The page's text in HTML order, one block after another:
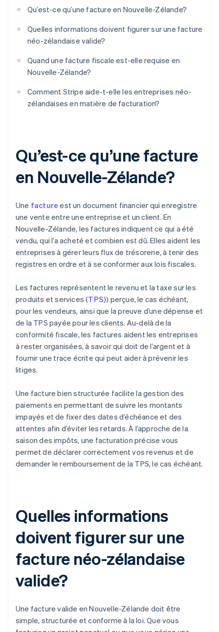
Qu’est-ce qu’une facture en Nouvelle-Zélande?
Quelles informations doivent figurer sur une facture
néo-zélandaise valide?
Quand une facture fiscale est-elle requise en
Nouvelle-Zélande?
Comment Stripe aide-t-elle les entreprises néo-
zélandaises en matière de facturation?
Qu’est-ce qu’une facture
en Nouvelle-Zélande?
Une facture est un document financier qui enregistre
une vente entre une entreprise et un client. En
Nouvelle-Zélande, les factures indiquent ce qui a été
vendu, qui l’a acheté et combien est dû. Elles aident les
entreprises à gérer leurs flux de trésorerie, à tenir des
registres en ordre et à se conformer aux lois fiscales.
Les factures représentent le revenu et la taxe sur les
produits et services (TPS)) perçue, le cas échéant,
pour les vendeurs, ainsi que la preuve d’une dépense et
de la TPS payée pour les clients. Au-delà de la
conformité fiscale, les factures aident les entreprises
à rester organisées, à savoir qui doit de l’argent et à
fournir une trace écrite qui peut aider à prévenir les
litiges.
Une facture bien structurée facilite la gestion des
paiements en permettant de suivre les montants
impayés et de fixer des dates d’échéance et des
attentes afin d’éviter les retards. À l’approche de la
saison des impôts, une facturation précise vous
permet de déclarer correctement vos revenus et de
demander le remboursement de la TPS, le cas échéant.
Quelles informations
doivent figurer sur une
facture néo-zélandaise
valide?
Une facture valide en Nouvelle-Zélande doit être
simple, structurée et conforme à la loi. Que vous